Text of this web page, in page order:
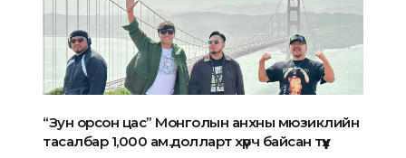
“Зун орсон цас” Монголын анхны мюзиклийн
тасалбар 1,000 ам.долларт хүрч байсан түүх